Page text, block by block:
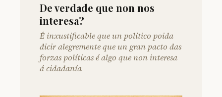
De verdade que non nos
interesa?
É inxustificable que un político poida
dicir alegremente que un gran pacto das
forzas políticas é algo que non interesa
á cidadanía